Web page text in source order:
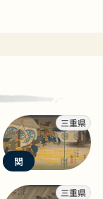
三重県
関
三重県